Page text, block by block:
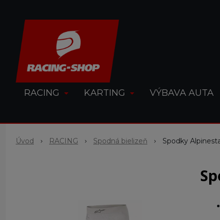
RACING KARTING VÝBAVA AUTA
Úvod RACING Spodná bielizeň Spodky